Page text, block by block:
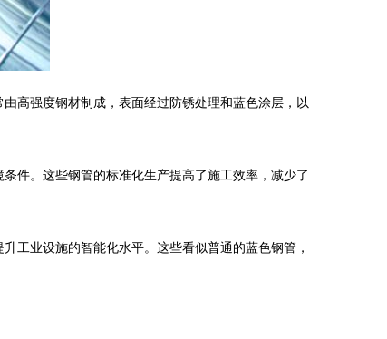
高强度钢材制成，表面经过防锈处理和蓝色涂层，以
件。这些钢管的标准化生产提高了施工效率，减少了
工业设施的智能化水平。这些看似普通的蓝色钢管，